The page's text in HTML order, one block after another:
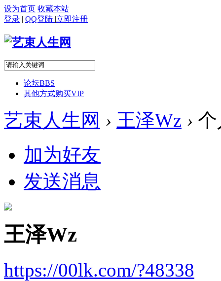
设为首页 收藏本站
登录 | QQ登陆 |立即注册
论坛BBS
其他方式购买VIP
艺束人生网 › 王泽Wz ›
加为好友
发送消息
王泽Wz
https://00lk.com/?48338